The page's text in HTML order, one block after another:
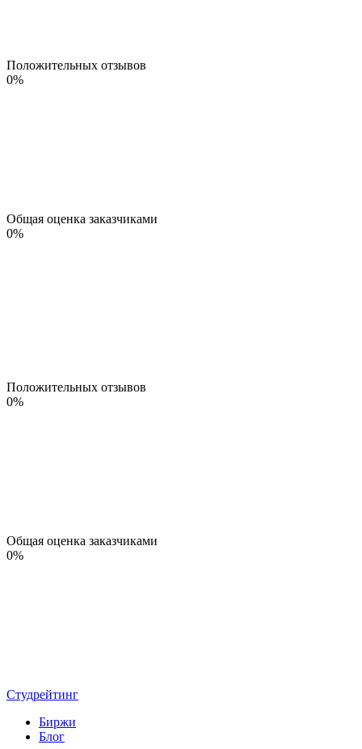
Положительных отзывов
0%
Общая оценка заказчиками
0%
Положительных отзывов
0%
Общая оценка заказчиками
0%
Студрейтинг
Биржи
Блог